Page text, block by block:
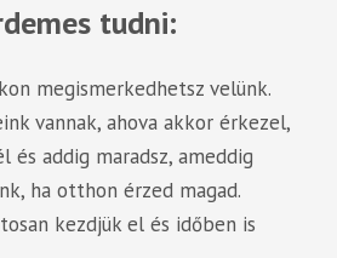
tudni:
megismerkedhetsz velünk.
vannak, ahova akkor érkezel,
és addig maradsz, ameddig
ha otthon érzed magad.
kezdjük el és időben is